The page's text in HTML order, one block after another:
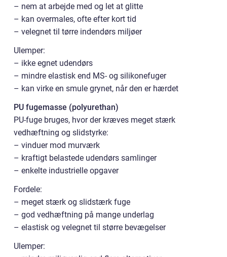
– nem at arbejde med og let at glitte
– kan overmales, ofte efter kort tid
– velegnet til tørre indendørs miljøer
Ulemper:
– ikke egnet udendørs
– mindre elastisk end MS- og silikonefuger
– kan virke en smule grynet, når den er hærdet
PU fugemasse (polyurethan)
PU-fuge bruges, hvor der kræves meget stærk
vedhæftning og slidstyrke:
– vinduer mod murværk
– kraftigt belastede udendørs samlinger
– enkelte industrielle opgaver
Fordele:
– meget stærk og slidstærk fuge
– god vedhæftning på mange underlag
– elastisk og velegnet til større bevægelser
Ulemper: